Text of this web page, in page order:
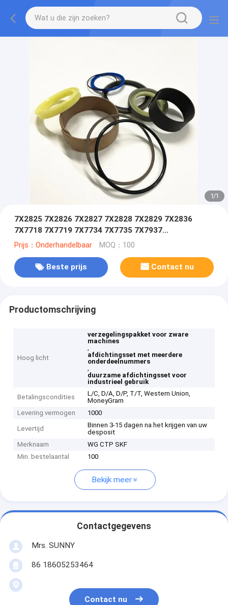
1/1
7X2825 7X2826 7X2827 7X2828 7X2829 7X2836
7X7718 7X7719 7X7734 7X7735 7X7937
7X79387Y4698 7Y4970 7Y5145 7Y5147 8C3316 8C
Prijs：Onderhandelbaar MOQ：100
Beste prijs Contact nu
Productomschrijving
Hoog licht
verzegelingspakket voor zware
machines
,
afdichtingsset met meerdere
onderdeelnummers
,
duurzame afdichtingsset voor
industrieel gebruik
Betalingscondities
L/C, D/A, D/P, T/T, Western Union,
MoneyGram
Levering vermogen
1000
Levertijd
Binnen 3-15 dagen na het krijgen van uw
desposit
Merknaam
WG CTP SKF
Min. bestelaantal
100
Bekijk meer
Contactgegevens
Mrs. SUNNY
86 18605253464
Contact nu